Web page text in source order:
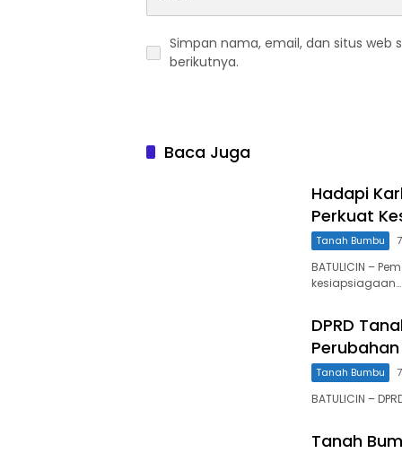
Simpan nama, email, dan situs
berikutnya.
Baca Juga
Hadapi
Perkuat
Tanah Bumbu
BATULICIN –
kesiapsiagaan…
DPRD
Perubahan
Tanah Bumbu
BATULICIN –
Tanah